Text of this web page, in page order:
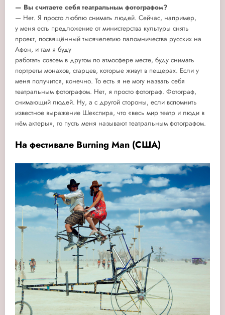
— Вы считаете себя театральным фотографом?
— Нет. Я просто люблю снимать людей. Сейчас, например,
у меня есть предложение от министерства культуры снять
проект, посвящённый тысячелетию паломничества русских на
Афон, и там я буду
работать совсем в другом по атмосфере месте, буду снимать
портреты монахов, старцев, которые живут в пещерах. Если у
меня получится, конечно. То есть я не могу назвать себя
театральным фотографом. Нет, я просто фотограф. Фотограф,
снимающий людей. Ну, а с другой стороны, если вспомнить
известное выражение Шекспира, что «весь мир театр и люди в
нём актеры», то пусть меня называют театральным фотографом.
На фестивале Burning Man (США)